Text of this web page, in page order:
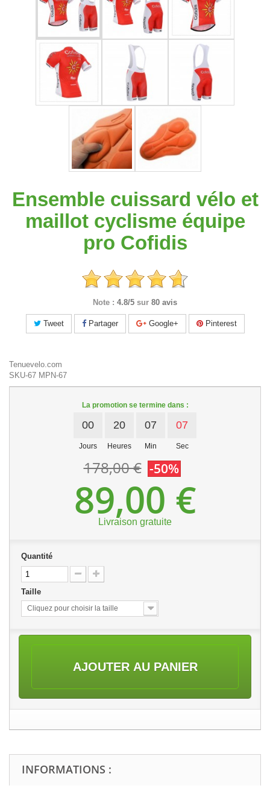
Ensemble cuissard vélo et
maillot cyclisme équipe
pro Cofidis
Note : 4.8/5 sur 80 avis
Tweet Partager Google+ Pinterest
Tenuevelo.com
SKU-67 MPN-67
La promotion se termine dans :
00
Jours
20
Heures
07
Min
06
Sec
178,00 € -50%
89,00 €
Livraison gratuite
Quantité
Taille
Cliquez pour choisir la taille
AJOUTER AU PANIER
INFORMATIONS :